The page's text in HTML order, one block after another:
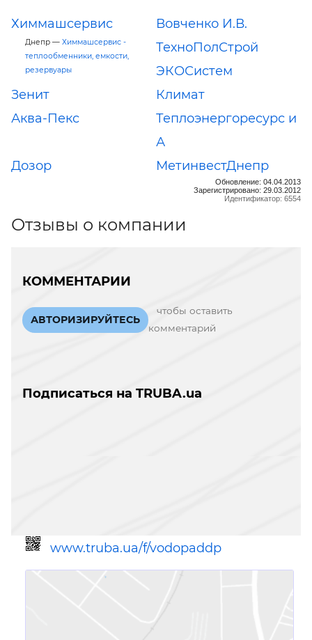
Химмашсервис
Днепр — Химмашсервис -
теплообменники, емкости,
резервуары
Вовченко И.В.
ТехноПолСтрой
ЭКОСистем
Зенит
Климат
Аква-Пекс
Теплоэнергоресурс и
А
Дозор
МетинвестДнепр
Обновление: 04.04.2013
Зарегистрировано: 29.03.2012
Идентификатор: 6554
Отзывы о компании
КОММЕНТАРИИ
АВТОРИЗИРУЙТЕСЬ
чтобы оставить
комментарий
Подписаться на TRUBA.ua
www.truba.ua/f/vodopaddp